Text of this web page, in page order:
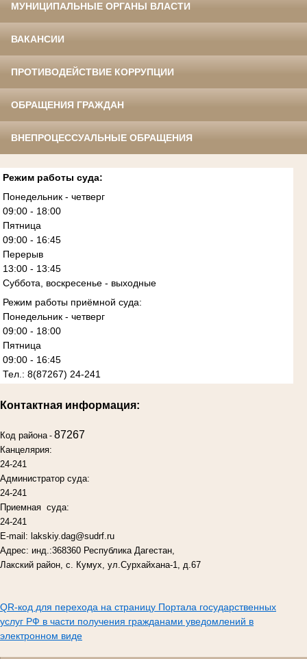
МУНИЦИПАЛЬНЫЕ ОРГАНЫ ВЛАСТИ
ВАКАНСИИ
ПРОТИВОДЕЙСТВИЕ КОРРУПЦИИ
ОБРАЩЕНИЯ ГРАЖДАН
ВНЕПРОЦЕССУАЛЬНЫЕ ОБРАЩЕНИЯ
Режим работы суда:
Понедельник - четверг
09:00 - 18:00
Пятница
09:00 - 16:45
Перерыв
13:00 - 13:45
Суббота, воскресенье - выходные
Режим работы приёмной суда:
Понедельник - четверг
09:00 - 18:00
Пятница
09:00 - 16:45
Тел.: 8(87267) 24-241
Контактная информация:
Код района - 87267
Канцелярия:
24-241
Администратор суда:
24-241
Приемная суда:
24-241
E-mail: lakskiy.dag@sudrf.ru
Адрес: инд.:368360 Республика Дагестан,
Лакский район, с. Кумух, ул.Сурхайхана-1, д.67
QR-код для перехода на страницу Портала государственных
услуг РФ в части получения гражданами уведомлений в
электронном виде